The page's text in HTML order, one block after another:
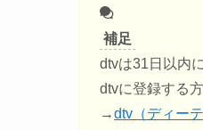
補足
dtvは31日以内
dtvに登録する
→dtv（ディー